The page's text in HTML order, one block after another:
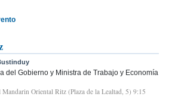
del Gobierno y Ministra de Trabajo y Economía
Oriental Ritz (Plaza de la Lealtad, 5) 9:15